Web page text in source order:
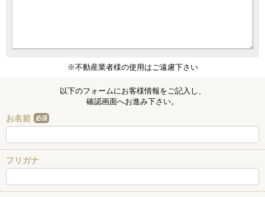
※不動産業者様の使用はご遠慮下さい
以下のフォームにお客様情報をご記入し、
確認画面へお進み下さい。
お名前 必須
フリガナ